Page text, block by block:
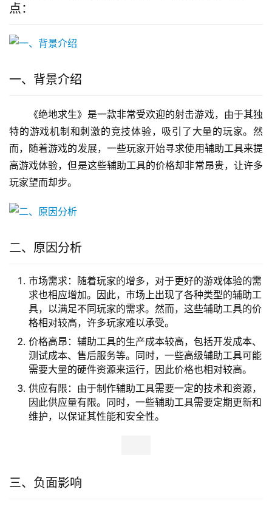
点：
一、背景介绍
《绝地求生》是一款非常受欢迎的射击游戏，由于其独
特的游戏机制和刺激的竞技体验，吸引了大量的玩家。然
而，随着游戏的发展，一些玩家开始寻求使用辅助工具来提
高游戏体验，但是这些辅助工具的价格却非常昂贵，让许多
玩家望而却步。
二、原因分析
市场需求：随着玩家的增多，对于更好的游戏体验的需
求也相应增加。因此，市场上出现了各种类型的辅助工
具，以满足不同玩家的需求。然而，这些辅助工具的价
格相对较高，许多玩家难以承受。
价格高昂：辅助工具的生产成本较高，包括开发成本、
测试成本、售后服务等。同时，一些高级辅助工具可能
需要大量的硬件资源来运行，因此价格也相对较高。
供应有限：由于制作辅助工具需要一定的技术和资源，
因此供应量有限。同时，一些辅助工具需要定期更新和
维护，以保证其性能和安全性。
三、负面影响